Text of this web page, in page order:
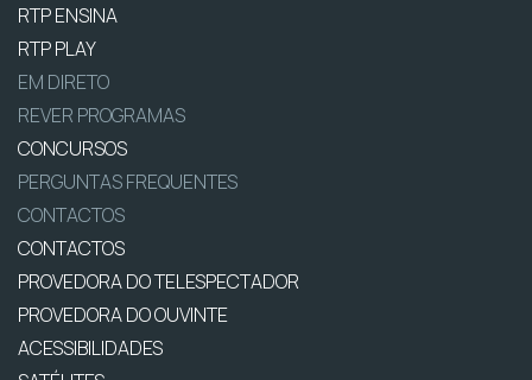
RTP ENSINA
RTP PLAY
EM DIRETO
REVER PROGRAMAS
CONCURSOS
PERGUNTAS FREQUENTES
CONTACTOS
CONTACTOS
PROVEDORA DO TELESPECTADOR
PROVEDORA DO OUVINTE
ACESSIBILIDADES